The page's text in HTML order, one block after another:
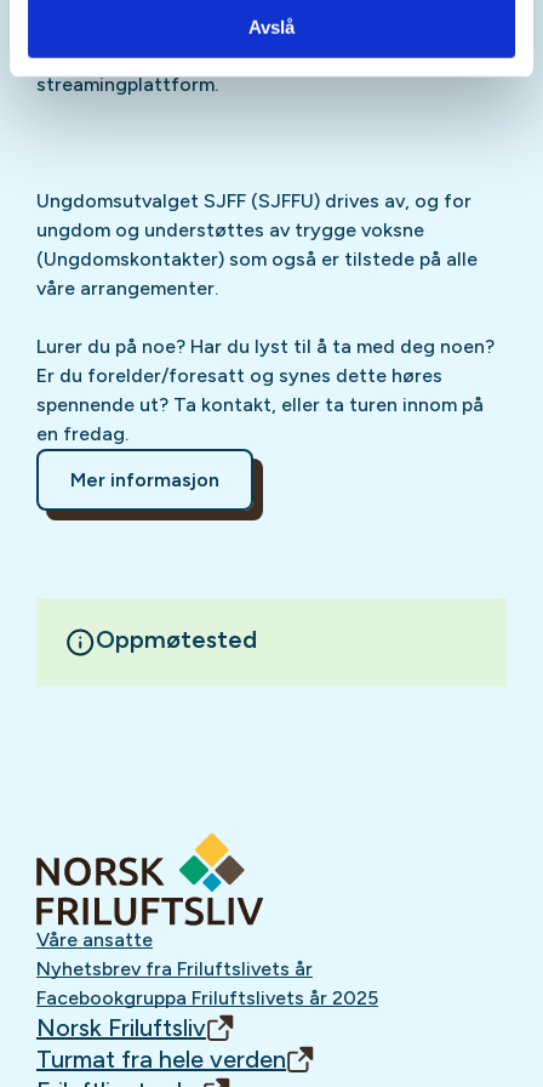
Avslå
påInstagram
TikTokog vår egenpodcastpå din favoritt-
streamingplattform.
Ungdomsutvalget SJFF (SJFFU) drives av, og for
ungdom og understøttes av trygge voksne
(Ungdomskontakter) som også er tilstede på alle
våre arrangementer.
Lurer du på noe? Har du lyst til å ta med deg noen?
Er du forelder/foresatt og synes dette høres
spennende ut? Ta kontakt, eller ta turen innom på
en fredag.
Mer informasjon
Oppmøtested
Våre ansatte
Nyhetsbrev fra Friluftslivets år
Facebookgruppa Friluftslivets år 2025
Norsk Friluftsliv
Turmat fra hele verden